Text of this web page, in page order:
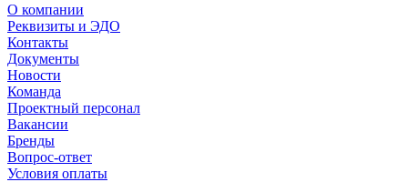
О компании
Реквизиты и ЭДО
Контакты
Документы
Новости
Команда
Проектный персонал
Вакансии
Бренды
Вопрос-ответ
Условия оплаты